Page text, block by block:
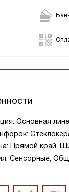
Основная
Прямой край,
Сенсорные,